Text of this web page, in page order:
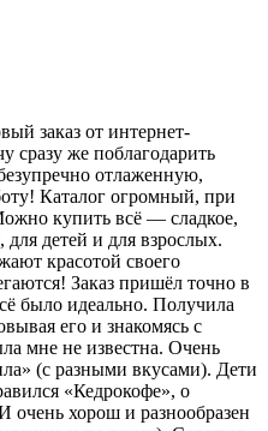
заказ от интернет-
сразу же поблагодарить
отлаженную,
Каталог огромный, при
купить всё — сладкое,
детей и для взрослых.
красотой своего
Заказ пришёл точно в
было идеально. Получила
его и знакомясь с
мне не известна. Очень
(с разными вкусами). Дети
«Кедрокофе», о
хорош и разнообразен